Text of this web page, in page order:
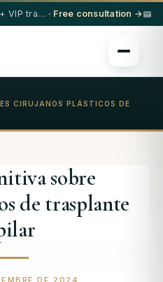
5★ hotel + VIP transfer on select procedures · Free consultation →
CIRUJANOS PLÁSTICOS DE
sobre
de trasplante
DE 2024